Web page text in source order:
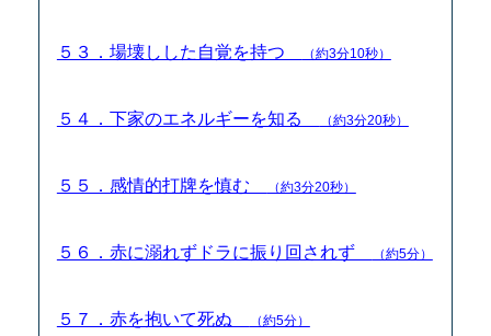
５３．場壊しした自覚を持つ （約3分10秒）
５４．下家のエネルギーを知る （約3分20秒）
５５．感情的打牌を慎む （約3分20秒）
５６．赤に溺れずドラに振り回されず （約5分）
５７．赤を抱いて死ぬ （約5分）